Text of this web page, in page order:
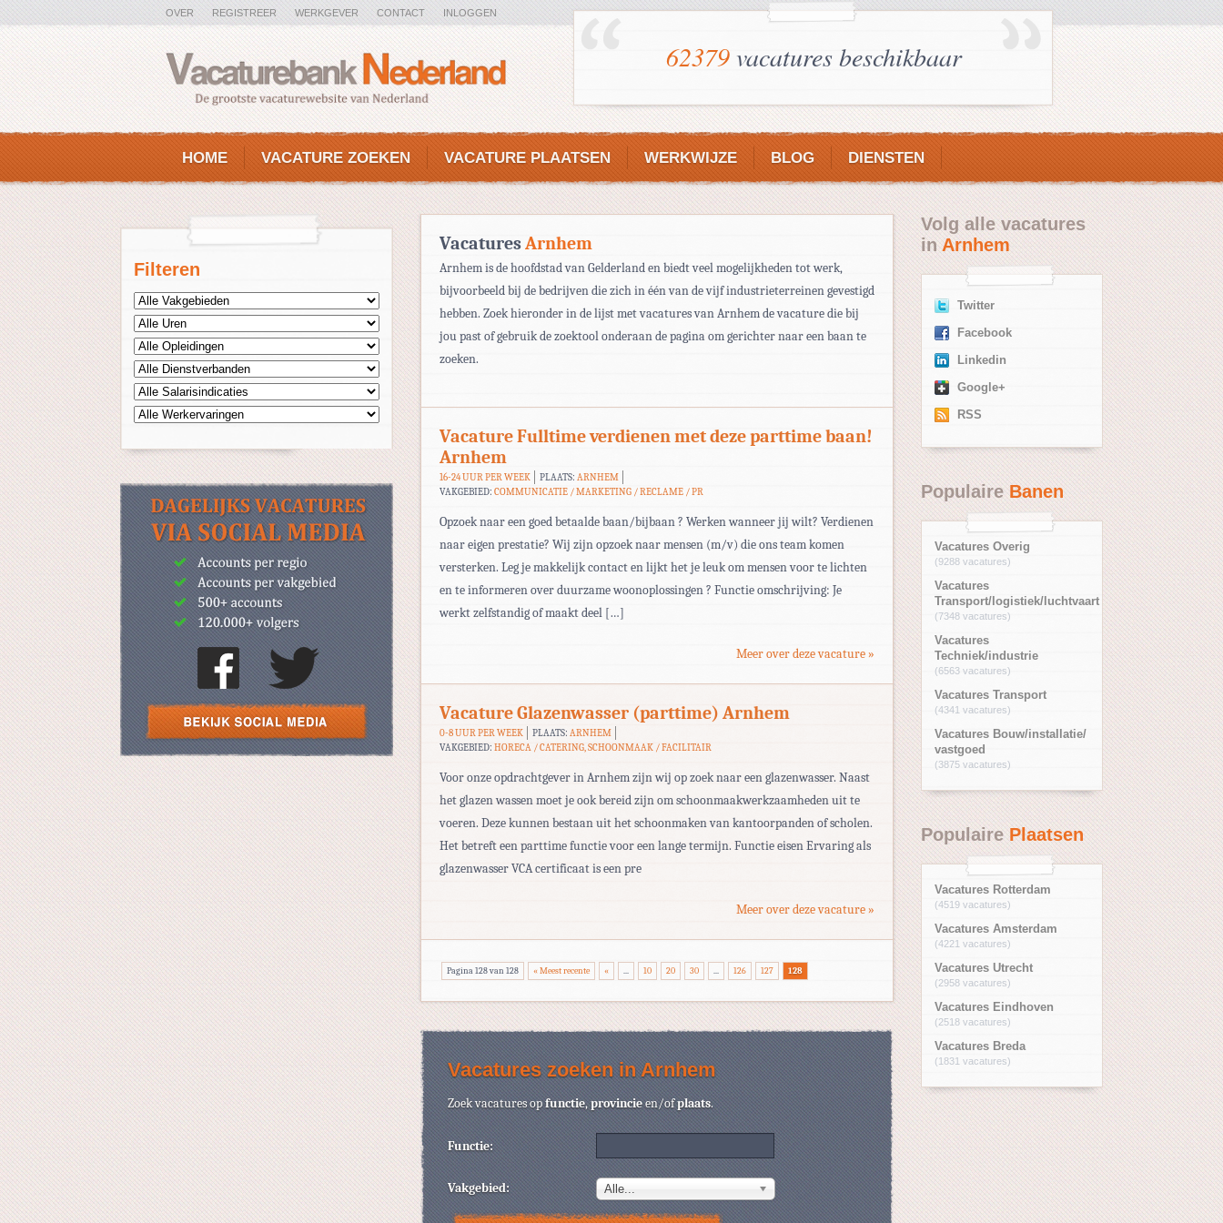
OVER REGISTREER WERKGEVER CONTACT INLOGGEN
62379vacatures beschikbaar
HOME VACATURE ZOEKEN VACATURE PLAATSEN WERKWIJZE BLOG DIENSTEN
Filteren
VacaturesArnhem
Arnhem is de hoofdstad van Gelderland en biedt veel mogelijkheden tot werk,
bijvoorbeeld bij de bedrijven die zich in één van de vijf industrieterreinen gevestigd
hebben. Zoek hieronder in de lijst met vacatures van Arnhem de vacature die bij
jou past of gebruik de zoektool onderaan de pagina om gerichter naar een baan te
zoeken.
Vacature Fulltime verdienen met deze parttime baan!
Arnhem
16-24 UUR PER WEEK PLAATS: ARNHEM
VAKGEBIED: COMMUNICATIE / MARKETING / RECLAME / PR
Opzoek naar een goed betaalde baan/bijbaan ? Werken wanneer jij wilt? Verdienen
naar eigen prestatie? Wij zijn opzoek naar mensen (m/v) die ons team komen
versterken. Leg je makkelijk contact en lijkt het je leuk om mensen voor te lichten
en te informeren over duurzame woonoplossingen ? Functie omschrijving: Je
werkt zelfstandig of maakt deel […]
Meer over deze vacature »
Vacature Glazenwasser (parttime) Arnhem
0-8 UUR PER WEEK PLAATS: ARNHEM
VAKGEBIED: HORECA / CATERING, SCHOONMAAK / FACILITAIR
Voor onze opdrachtgever in Arnhem zijn wij op zoek naar een glazenwasser. Naast
het glazen wassen moet je ook bereid zijn om schoonmaakwerkzaamheden uit te
voeren. Deze kunnen bestaan uit het schoonmaken van kantoorpanden of scholen.
Het betreft een parttime functie voor een lange termijn. Functie eisen Ervaring als
glazenwasser VCA certificaat is een pre
Meer over deze vacature »
Pagina 128 van 128 « Meest recente « ... 10 20 30 ... 126 127 128
Vacatures zoeken in Arnhem
Zoek vacatures opfunctie,provincieen/ofplaats.
Functie:
Vakgebied: Alle...
Volg alle vacatures
inArnhem
Twitter
Facebook
Linkedin
Google+
RSS
PopulaireBanen
Vacatures Overig
(9288 vacatures)
Vacatures
Transport/logistiek/luchtvaart
(7348 vacatures)
Vacatures
Techniek/industrie
(6563 vacatures)
Vacatures Transport
(4341 vacatures)
Vacatures Bouw/installatie/
vastgoed
(3875 vacatures)
Populaire Plaatsen
Vacatures Rotterdam
(4519 vacatures)
Vacatures Amsterdam
(4221 vacatures)
Vacatures Utrecht
(2958 vacatures)
Vacatures Eindhoven
(2518 vacatures)
Vacatures Breda
(1831 vacatures)